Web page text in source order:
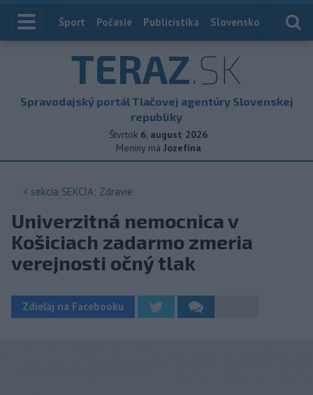
Index
Šport Počasie Publicistika Slovensko
TERAZ.SK
Spravodajský portál Tlačovej agentúry Slovenskej
republiky
Štvrtok 6. august 2026
Meniny má Jozefína
< sekcia SEKCIA: Zdravie
Univerzitná nemocnica v
Košiciach zadarmo zmeria
verejnosti očný tlak
Zdieľaj na Facebooku